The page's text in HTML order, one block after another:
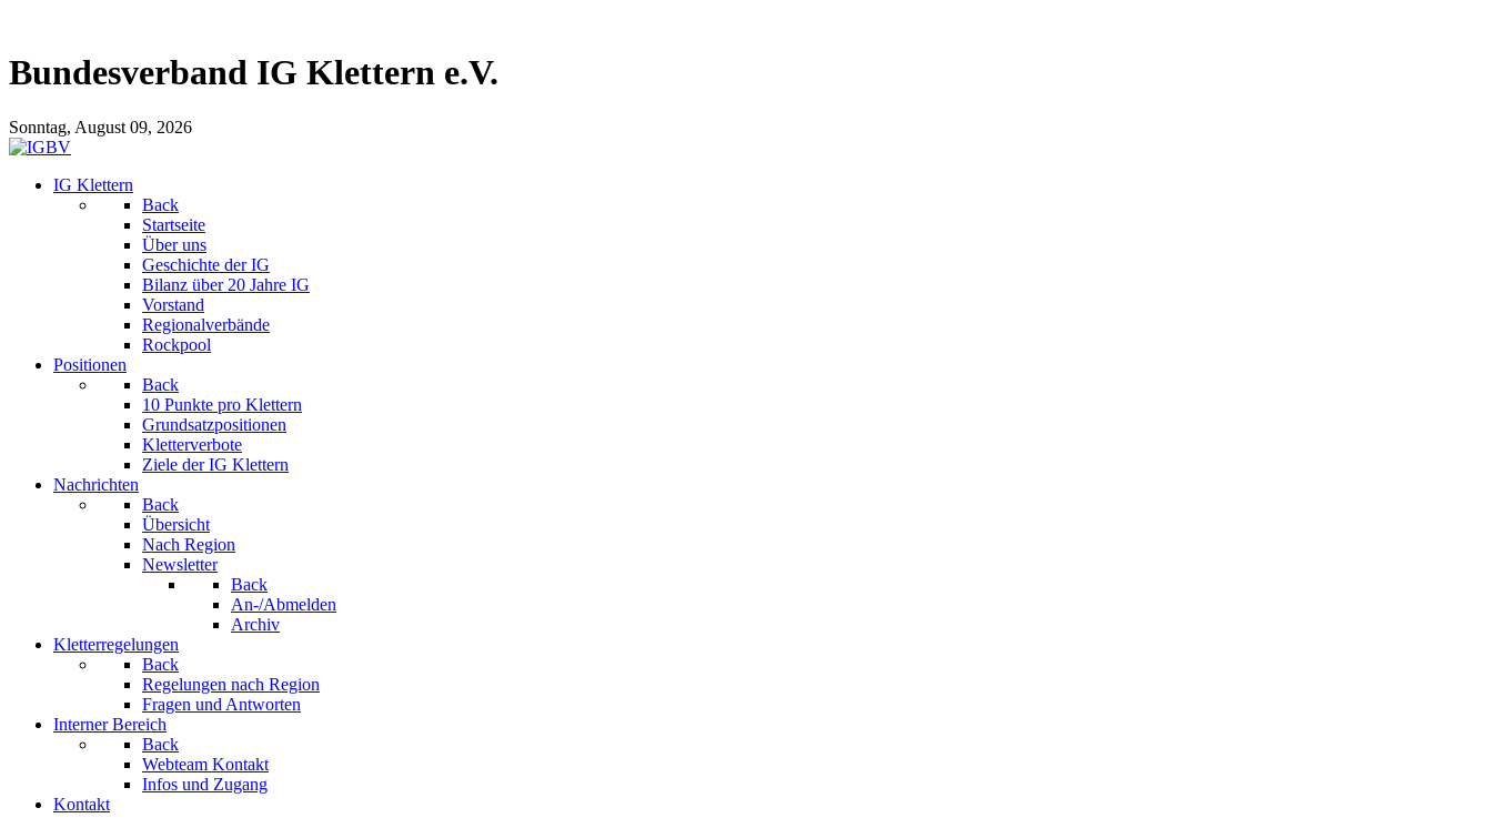
Bundesverband IG Klettern e.V.
Sonntag, August 09, 2026
IG Klettern
Back
Startseite
Über uns
Geschichte der IG
Bilanz über 20 Jahre IG
Vorstand
Regionalverbände
Rockpool
Positionen
Back
10 Punkte pro Klettern
Grundsatzpositionen
Kletterverbote
Ziele der IG Klettern
Nachrichten
Back
Übersicht
Nach Region
Newsletter
Back
An-/Abmelden
Archiv
Kletterregelungen
Back
Regelungen nach Region
Fragen und Antworten
Interner Bereich
Back
Webteam Kontakt
Infos und Zugang
Kontakt